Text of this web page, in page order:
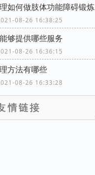
如何做肢体功能障碍锻炼
08-26 16:38:25
够提供哪些服务
08-26 16:36:15
方法有哪些
08-26 16:33:28